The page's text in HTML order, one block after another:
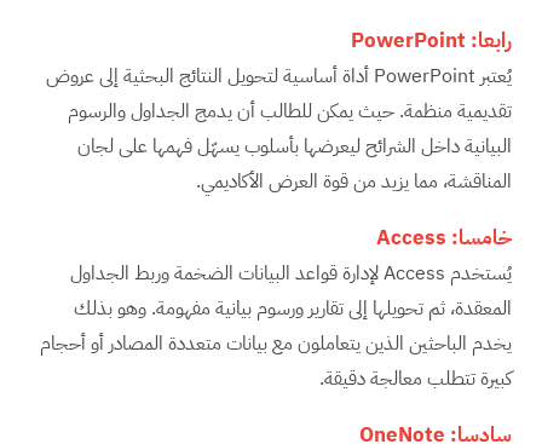
رابعا: PowerPoint
يُعتبر PowerPoint أداة أساسية لتحويل النتائج البحثية إلى عروض
تقديمية منظمة. حيث يمكن للطالب أن يدمج الجداول والرسوم
البيانية داخل الشرائح ليعرضها بأسلوب يسهّل فهمها على لجان
المناقشة، مما يزيد من قوة العرض الأكاديمي.
خامسا: Access
يُستخدم Access لإدارة قواعد البيانات الضخمة وربط الجداول
المعقدة، ثم تحويلها إلى تقارير ورسوم بيانية مفهومة. وهو بذلك
يخدم الباحثين الذين يتعاملون مع بيانات متعددة المصادر أو أحجام
كبيرة تتطلب معالجة دقيقة.
سادسا: OneNote